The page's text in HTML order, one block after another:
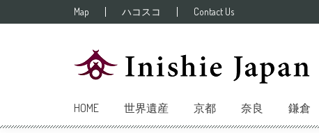
Map ハコスコ Contact Us
HOME 世界遺産 京都 奈良 鎌倉